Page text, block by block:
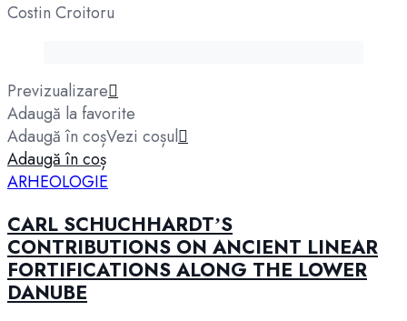
Costin Croitoru
Previzualizare
Adaugă la favorite
Adaugă în coșVezi coșul
Adaugă în coș
ARHEOLOGIE
CARL SCHUCHHARDTʼS
CONTRIBUTIONS ON ANCIENT LINEAR
FORTIFICATIONS ALONG THE LOWER
DANUBE